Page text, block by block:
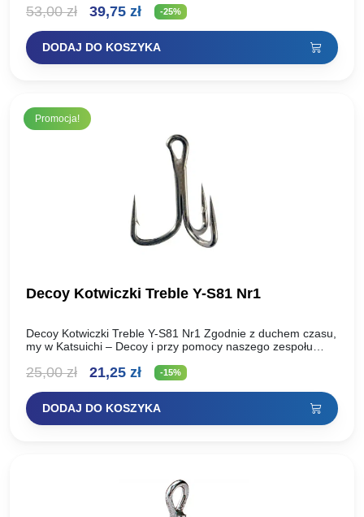
do…
53,00zł
Pierwotna
cena
wynosiła:
39,75 złAktualna
cena
wynosi:
-25%
DODAJ DO KOSZYKA
Promocja!
Decoy Kotwiczki Treble Y-S81 Nr1
Decoy Kotwiczki Treble Y-S81 Nr1 Zgodnie z duchem czasu,
my w Katsuichi – Decoy i przy pomocy naszego zespołu
25,00zł
Pierwotna
cena
wynosiła:
21,25 złAktualna
cena
wynosi:
-15%
DODAJ DO KOSZYKA